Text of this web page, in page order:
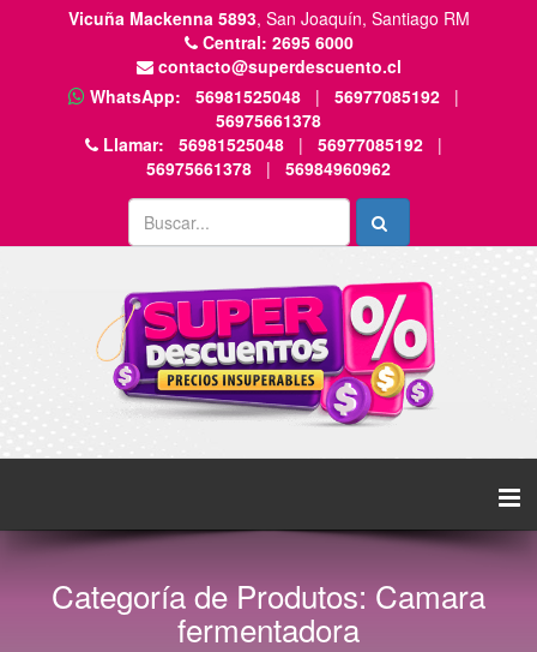
Vicuña Mackenna 5893, San Joaquín, Santiago RM
Central: 2695 6000
contacto@superdescuento.cl
WhatsApp:
56981525048 | 56977085192
|
56975661378
Llamar:
56981525048 | 56977085192
|
56975661378
| 56984960962
Categoría de Produtos: Camara
fermentadora